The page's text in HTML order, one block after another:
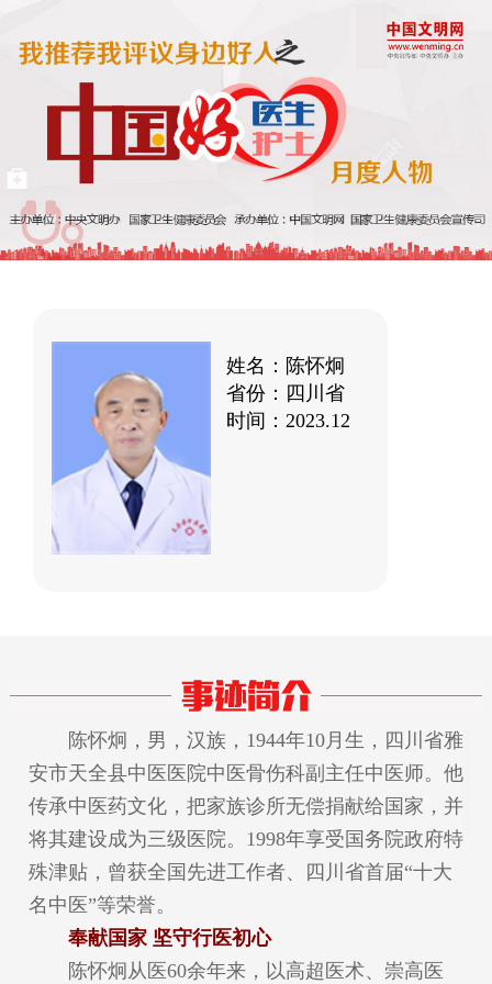
姓名：陈怀炯
省份：四川省
时间：2023.12
陈怀炯，男，汉族，1944年10月生，四川省雅
安市天全县中医医院中医骨伤科副主任中医师。他
传承中医药文化，把家族诊所无偿捐献给国家，并
将其建设成为三级医院。1998年享受国务院政府特
殊津贴，曾获全国先进工作者、四川省首届“十大
名中医”等荣誉。
奉献国家 坚守行医初心
陈怀炯从医60余年来，以高超医术、崇高医